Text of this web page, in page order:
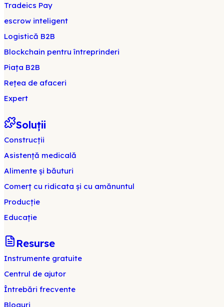
Tradeics Pay
escrow inteligent
Logistică B2B
Blockchain pentru întreprinderi
Piața B2B
Rețea de afaceri
Expert
Soluții
Construcții
Asistență medicală
Alimente și băuturi
Comerț cu ridicata și cu amănuntul
Producție
Educație
Resurse
Instrumente gratuite
Centrul de ajutor
Întrebări frecvente
Bloguri